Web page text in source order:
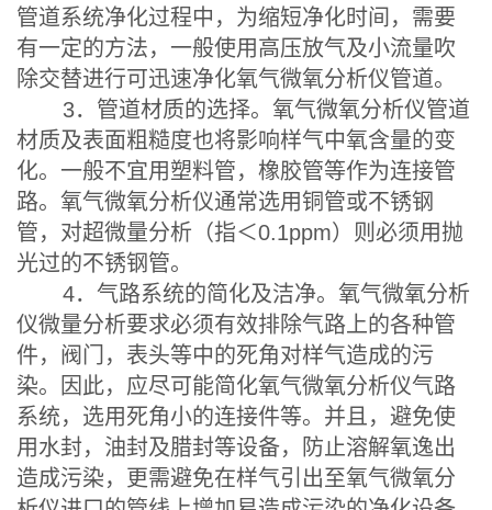
管道系统净化过程中，为缩短净化时间，需要
有一定的方法，一般使用高压放气及小流量吹
除交替进行可迅速净化氧气微氧分析仪管道。
3．管道材质的选择。氧气微氧分析仪管道
材质及表面粗糙度也将影响样气中氧含量的变
化。一般不宜用塑料管，橡胶管等作为连接管
路。氧气微氧分析仪通常选用铜管或不锈钢
管，对超微量分析（指＜0.1ppm）则必须用抛
光过的不锈钢管。
4．气路系统的简化及洁净。氧气微氧分析
仪微量分析要求必须有效排除气路上的各种管
件，阀门，表头等中的死角对样气造成的污
染。因此，应尽可能简化氧气微氧分析仪气路
系统，选用死角小的连接件等。并且，避免使
用水封，油封及腊封等设备，防止溶解氧逸出
造成污染，更需避免在样气引出至氧气微氧分